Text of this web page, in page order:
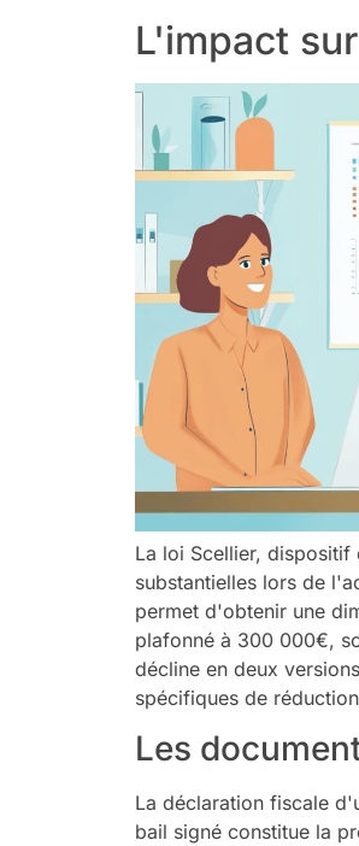
L'impact
La loi Scellier,
substantielles lors de
permet d'obtenir une
plafonné à 300 000€,
décline en deux
spécifiques de
Les
La déclaration fiscale
bail signé constitue la